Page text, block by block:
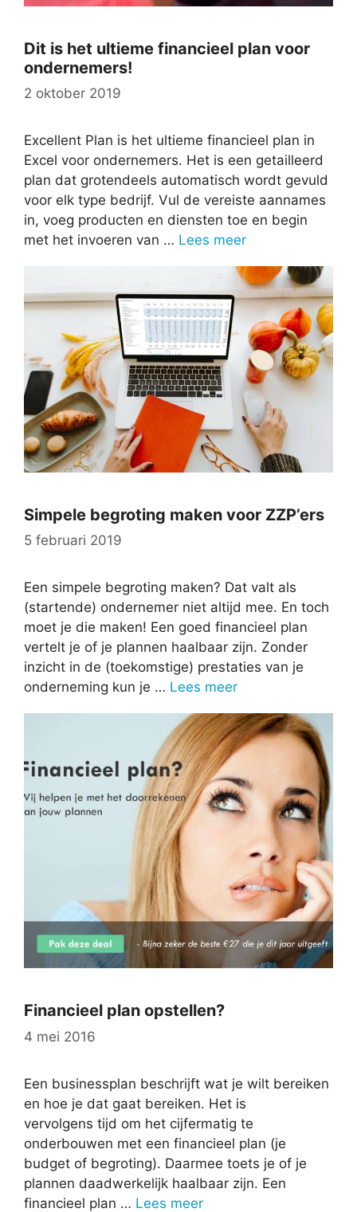
Dit is het ultieme financieel plan voor
ondernemers!
2 oktober 2019
Excellent Plan is het ultieme financieel plan in
Excel voor ondernemers. Het is een getailleerd
plan dat grotendeels automatisch wordt gevuld
voor elk type bedrijf. Vul de vereiste aannames
in, voeg producten en diensten toe en begin
met het invoeren van … Lees meer
Simpele begroting maken voor ZZP’ers
5 februari 2019
Een simpele begroting maken? Dat valt als
(startende) ondernemer niet altijd mee. En toch
moet je die maken! Een goed financieel plan
vertelt je of je plannen haalbaar zijn. Zonder
inzicht in de (toekomstige) prestaties van je
onderneming kun je … Lees meer
Financieel plan opstellen?
4 mei 2016
Een businessplan beschrijft wat je wilt bereiken
en hoe je dat gaat bereiken. Het is
vervolgens tijd om het cijfermatig te
onderbouwen met een financieel plan (je
budget of begroting). Daarmee toets je of je
plannen daadwerkelijk haalbaar zijn. Een
financieel plan … Lees meer